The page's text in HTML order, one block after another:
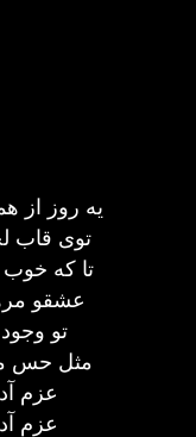
یه روز از
توی قاب
تا که
عشقو
تو
مثل حس
عزم
عزم